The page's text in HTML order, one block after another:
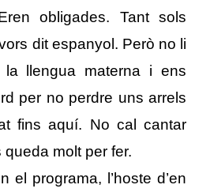
obligades. Tant sols
dit espanyol. Però no li
llengua materna i ens
per no perdre uns arrels
fins aquí. No cal cantar
molt per fer.
el programa, l’hoste d’en